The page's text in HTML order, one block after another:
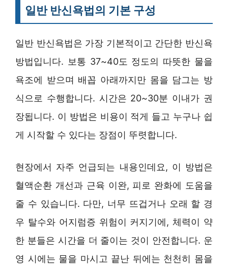
일반 반신욕법의 기본 구성
일반 반신욕법은 가장 기본적이고 간단한 반신욕
방법입니다. 보통 37~40도 정도의 따뜻한 물을
욕조에 받으며 배꼽 아래까지만 몸을 담그는 방
식으로 수행합니다. 시간은 20~30분 이내가 권
장됩니다. 이 방법은 비용이 적게 들고 누구나 쉽
게 시작할 수 있다는 장점이 뚜렷합니다.
현장에서 자주 언급되는 내용인데요, 이 방법은
혈액순환 개선과 근육 이완, 피로 완화에 도움을
줄 수 있습니다. 다만, 너무 뜨겁거나 오래 할 경
우 탈수와 어지럼증 위험이 커지기에, 체력이 약
한 분들은 시간을 더 줄이는 것이 안전합니다. 운
영 시에는 물을 마시고 끝난 뒤에는 천천히 몸을